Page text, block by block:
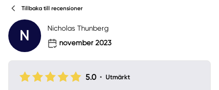
Tillbaka till recensioner
N
Nicholas Thunberg
november 2023
5.0 • Utmärkt